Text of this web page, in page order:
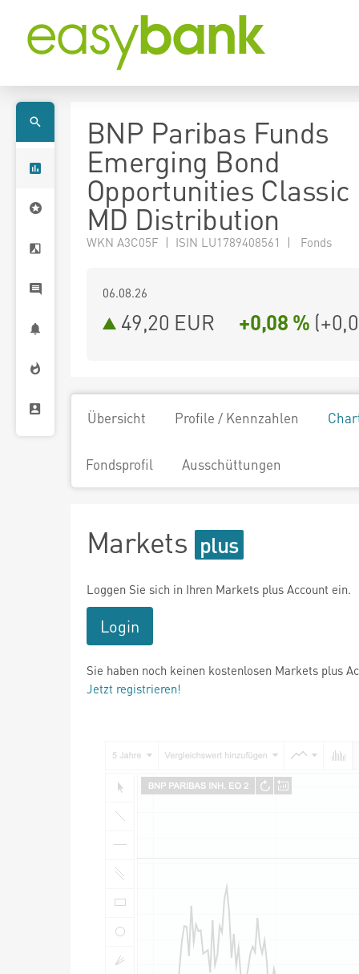
BNP Paribas Funds
Emerging Bond
Opportunities Classic
MD Distribution
WKN A3C05F | ISIN LU1789408561 | Fonds
06.08.26
49,20 EUR +0,08 % (
Übersicht Profile / Kennzahlen
Fondsprofil Ausschüttungen
Markets
Loggen Sie sich in Ihren Markets plus Account ein.
Login
Sie haben noch keinen kostenlosen Markets plus
Jetzt registrieren!